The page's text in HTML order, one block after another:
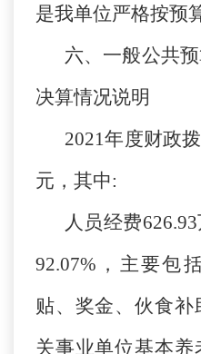
是我单位严格按预
六、一般公共
决算情况说明
2021年度财政
元，其中:
人员经费
92.07%，主要包
贴、奖金、伙食
关事业单位基本